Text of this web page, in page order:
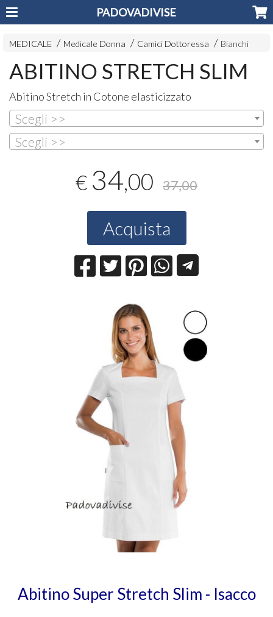
PADOVADIVISE
MEDICALE Medicale Donna Camici Dottoressa Bianchi
ABITINO STRETCH SLIM
Abitino Stretch in Cotone elasticizzato
Scegli >>
Scegli >>
€ 34,00 37,00
Acquista
Abitino Super Stretch Slim - Isacco